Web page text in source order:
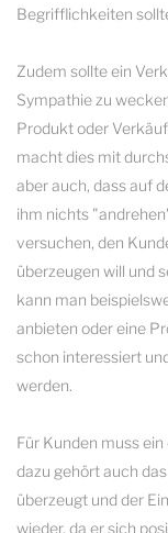
Begrifflichkeiten
Zudem sollte ein
Sympathie zu
Produkt oder
macht dies mit
aber auch, dass auf
ihm nichts
versuchen, den
überzeugen will und
kann man
anbieten oder eine
schon interessiert
werden.
Für Kunden muss
dazu gehört auch
überzeugt und der
wieder, da er sich